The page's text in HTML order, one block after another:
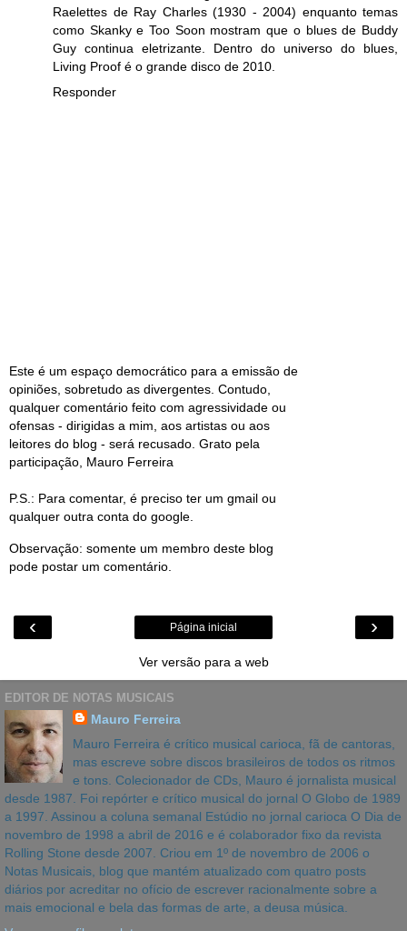
Raelettes de Ray Charles (1930 - 2004) enquanto temas
como Skanky e Too Soon mostram que o blues de Buddy
Guy continua eletrizante. Dentro do universo do blues,
Living Proof é o grande disco de 2010.
Responder
Este é um espaço democrático para a emissão de
opiniões, sobretudo as divergentes. Contudo,
qualquer comentário feito com agressividade ou
ofensas - dirigidas a mim, aos artistas ou aos
leitores do blog - será recusado. Grato pela
participação, Mauro Ferreira
P.S.: Para comentar, é preciso ter um gmail ou
qualquer outra conta do google.
Observação: somente um membro deste blog
pode postar um comentário.
‹ ›
Página inicial
Ver versão para a web
EDITOR DE NOTAS MUSICAIS
Mauro Ferreira
Mauro Ferreira é crítico musical carioca, fã de cantoras,
mas escreve sobre discos brasileiros de todos os ritmos
e tons. Colecionador de CDs, Mauro é jornalista musical
desde 1987. Foi repórter e crítico musical do jornal O Globo de 1989
a 1997. Assinou a coluna semanal Estúdio no jornal carioca O Dia de
novembro de 1998 a abril de 2016 e é colaborador fixo da revista
Rolling Stone desde 2007. Criou em 1º de novembro de 2006 o
Notas Musicais, blog que mantém atualizado com quatro posts
diários por acreditar no ofício de escrever racionalmente sobre a
mais emocional e bela das formas de arte, a deusa música.